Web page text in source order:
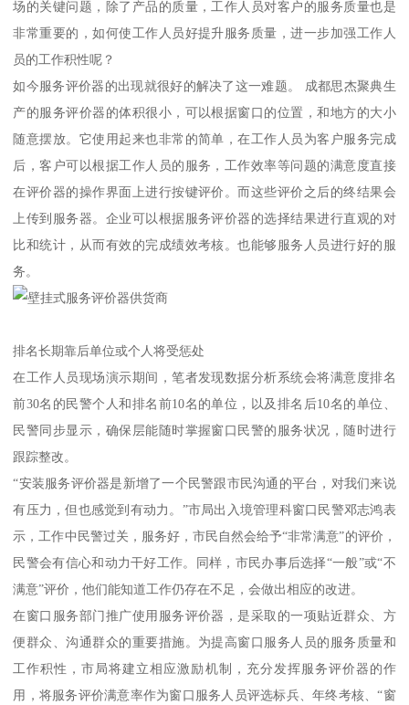
场的关键问题，除了产品的质量，工作人员对客户的服务质量也是
非常重要的，如何使工作人员好提升服务质量，进一步加强工作人
员的工作积性呢？
如今服务评价器的出现就很好的解决了这一难题。 成都思杰聚典生
产的服务评价器的体积很小，可以根据窗口的位置，和地方的大小
随意摆放。它使用起来也非常的简单，在工作人员为客户服务完成
后，客户可以根据工作人员的服务，工作效率等问题的满意度直接
在评价器的操作界面上进行按键评价。而这些评价之后的终结果会
上传到服务器。企业可以根据服务评价器的选择结果进行直观的对
比和统计，从而有效的完成绩效考核。也能够服务人员进行好的服
务。
排名长期靠后单位或个人将受惩处
在工作人员现场演示期间，笔者发现数据分析系统会将满意度排名
前30名的民警个人和排名前10名的单位，以及排名后10名的单位、
民警同步显示，确保层能随时掌握窗口民警的服务状况，随时进行
跟踪整改。
“安装服务评价器是新增了一个民警跟市民沟通的平台，对我们来说
有压力，但也感觉到有动力。”市局出入境管理科窗口民警邓志鸿表
示，工作中民警过关，服务好，市民自然会给予“非常满意”的评价，
民警会有信心和动力干好工作。同样，市民办事后选择“一般”或“不
满意”评价，他们能知道工作仍存在不足，会做出相应的改进。
在窗口服务部门推广使用服务评价器，是采取的一项贴近群众、方
便群众、沟通群众的重要措施。为提高窗口服务人员的服务质量和
工作积性，市局将建立相应激励机制，充分发挥服务评价器的作
用，将服务评价满意率作为窗口服务人员评选标兵、年终考核、“窗